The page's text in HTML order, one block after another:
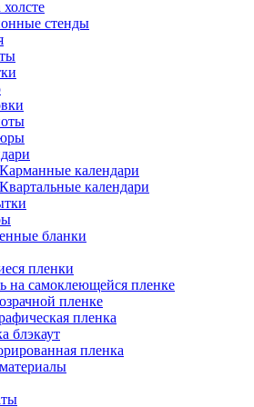
стенды
Карманные календари
Квартальные календари
бланки
пленки
на самоклеющейся пленке
пленке
пленка
блэкаут
пленка